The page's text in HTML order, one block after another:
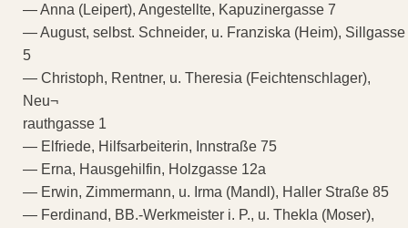
— Anna (Leipert), Angestellte, Kapuzinergasse 7
— August, selbst. Schneider, u. Franziska (Heim), Sillgasse
5
— Christoph, Rentner, u. Theresia (Feichtenschlager),
Neu¬
rauthgasse 1
— Elfriede, Hilfsarbeiterin, Innstraße 75
— Erna, Hausgehilfin, Holzgasse 12a
— Erwin, Zimmermann, u. Irma (Mandl), Haller Straße 85
— Ferdinand, BB.-Werkmeister i. P., u. Thekla (Moser),